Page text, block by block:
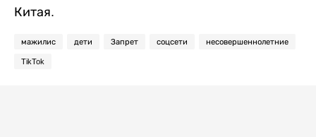
Китая.
мажилис дети Запрет соцсети несовершеннолетние
TikTok